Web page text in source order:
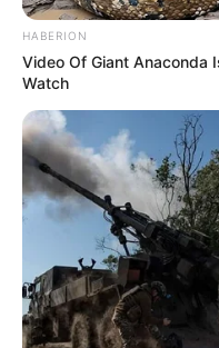
info@groza-news.info
КАТЕГОРІЇ
HABERION
Video Of Giant Anaconda
Watch